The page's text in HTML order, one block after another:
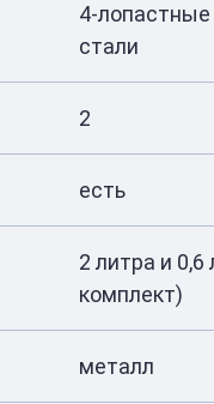
4-
стали
2
есть
2 литра и 0,6
комплект)
металл